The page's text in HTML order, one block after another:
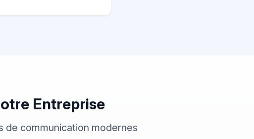
Entreprise
de communication modernes